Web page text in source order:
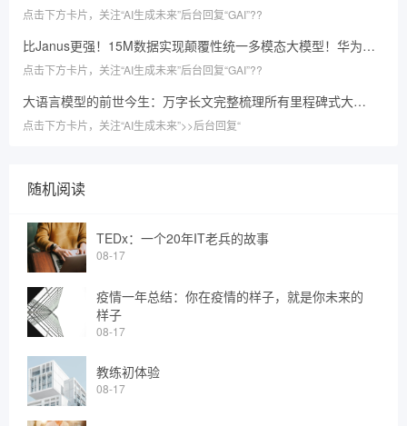
点击下方卡片，关注“AI生成未来”后台回复“GAI”??
比Janus更强！15M数据实现颠覆性统一多模态大模型！华为诺亚提出ILLUME
点击下方卡片，关注“AI生成未来”后台回复“GAI”??
大语言模型的前世今生：万字长文完整梳理所有里程碑式大语言模型（LLMs）
点击下方卡片，关注“AI生成未来”>>后台回复“
随机阅读
TEDx：一个20年IT老兵的故事
08-17
疫情一年总结：你在疫情的样子，就是你未来的
样子
08-17
教练初体验
08-17